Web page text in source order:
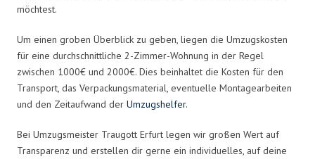
möchtest.
Um einen groben Überblick zu geben, liegen die Umzugskosten
für eine durchschnittliche 2-Zimmer-Wohnung in der Regel
zwischen 1000€ und 2000€. Dies beinhaltet die Kosten für den
Transport, das Verpackungsmaterial, eventuelle Montagearbeiten
und den Zeitaufwand der Umzugshelfer.
Bei Umzugsmeister Traugott Erfurt legen wir großen Wert auf
Transparenz und erstellen dir gerne ein individuelles, auf deine